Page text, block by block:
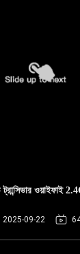
ওয়াইফাই
2025-09-22